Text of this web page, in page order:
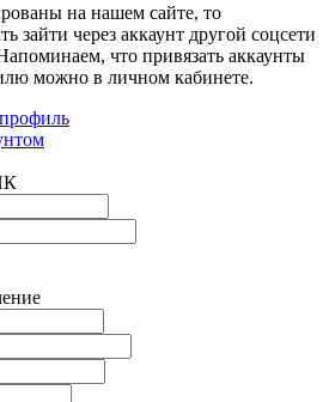
на нашем сайте, то
через аккаунт другой соцсети
что привязать аккаунты
ваших соцсетей к профилю можно в личном кабинете.